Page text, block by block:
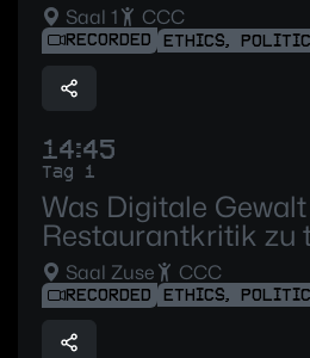
Saal 1 CCC
RECORDED ETHICS,
14:45
Tag 1
Was Digitale
Restaurantkritik zu
Saal Zuse CCC
RECORDED ETHICS,